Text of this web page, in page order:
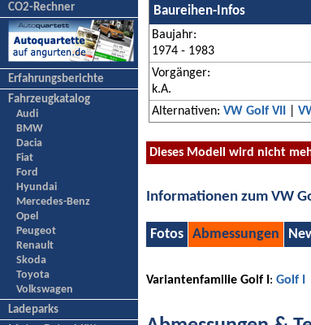
CO2-Rechner
Erfahrungsberichte
Fahrzeugkatalog
Audi
BMW
Dacia
Fiat
Ford
Hyundai
Mercedes-Benz
Opel
Peugeot
Renault
Skoda
Toyota
Volkswagen
Ladeparks
Baureihen-Infos
Baujahr:
1974 - 1983
Vorgänger:
k.A.
Alternativen: VW Golf VII
Dieses Modell wird nicht
Informationen zum VW
Fotos Abmessungen
Variantenfamilie Golf I : Golf I